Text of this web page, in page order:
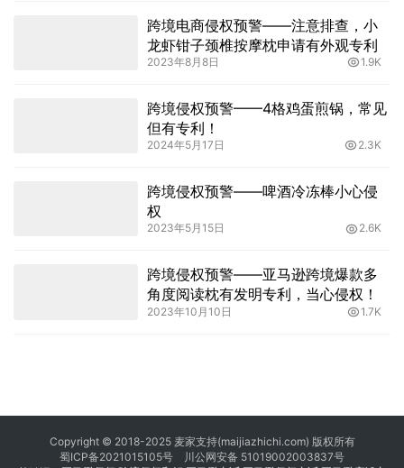
跨境电商侵权预警——注意排查，小
龙虾钳子颈椎按摩枕申请有外观专利
2023年8月8日 1.9K
跨境侵权预警——4格鸡蛋煎锅，常见
但有专利！
2024年5月17日 2.3K
跨境侵权预警——啤酒冷冻棒小心侵
权
2023年5月15日 2.6K
跨境侵权预警——亚马逊跨境爆款多
角度阅读枕有发明专利，当心侵权！
2023年10月10日 1.7K
Copyright © 2018-2025 麦家支持(maijiazhichi.com) 版权所有
蜀ICP备2021015105号
川公网安备 51019002003837号